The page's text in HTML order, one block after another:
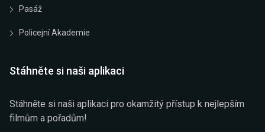
Pasáž
Policejní Akademie
Stáhněte si naši aplikaci
Stáhněte si naši aplikaci pro okamžitý přístup k nejlepším
filmům a pořadům!